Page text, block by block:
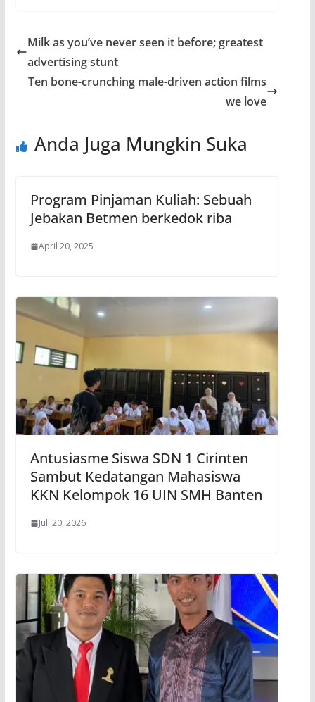
Milk as you’ve never seen it before; greatest
advertising stunt
Ten bone-crunching male-driven action films
we love
Anda Juga Mungkin Suka
Program Pinjaman Kuliah: Sebuah
Jebakan Betmen berkedok riba
April 20, 2025
Antusiasme Siswa SDN 1 Cirinten
Sambut Kedatangan Mahasiswa
KKN Kelompok 16 UIN SMH Banten
Juli 20, 2026